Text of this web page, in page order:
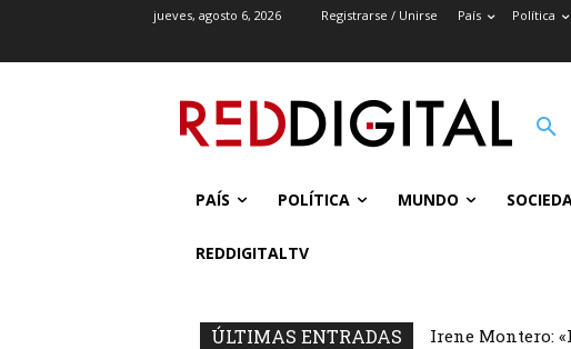
jueves, agosto 6, 2026 Registrarse / Unirse País Política
PAÍS POLÍTICA MUNDO
REDDIGITALTV
ÚLTIMAS ENTRADAS Irene Montero: